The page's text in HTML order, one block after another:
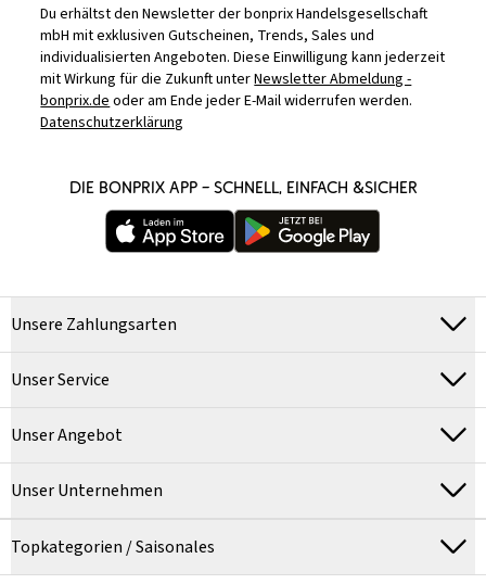
Du erhältst den Newsletter der bonprix Handelsgesellschaft
mbH mit exklusiven Gutscheinen, Trends, Sales und
individualisierten Angeboten. Diese Einwilligung kann jederzeit
mit Wirkung für die Zukunft unterNewsletter Abmeldung -
bonprix.deoder am Ende jeder E-Mail widerrufen werden.
Datenschutzerklärung
DIE BONPRIX APP – SCHNELL, EINFACH &SICHER
Unsere Zahlungsarten
Unser Service
Unser Angebot
Unser Unternehmen
Topkategorien / Saisonales